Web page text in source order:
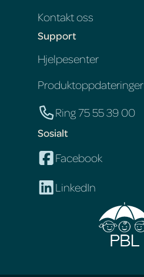
Kontakt oss
Support
Hjelpesenter
Produktoppdateringer
Ring 75 55 39 00
Sosialt
Facebook
LinkedIn